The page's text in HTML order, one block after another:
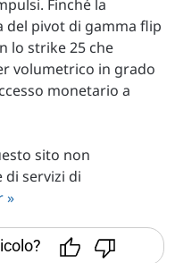
Finché la
pivot di gamma flip
lo strike 25 che
volumetrico in grado
monetario a
sito non
servizi di
»